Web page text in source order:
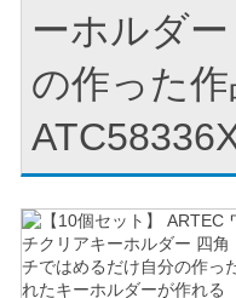
ーホルダ
の作った